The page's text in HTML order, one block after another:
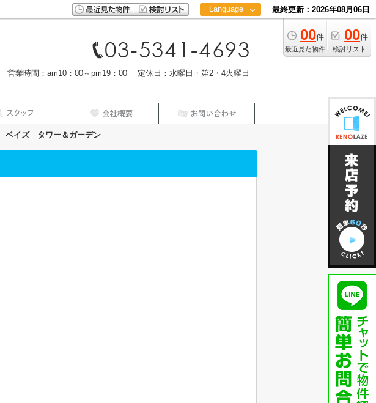
Language
中文
最終更新：2026年08月06日
00件
最近見た物件
00件
検討リスト
営業時間：am10：00～pm19：00 定休日：水曜日・第2・4火曜日
ベイズ タワー＆ガーデン